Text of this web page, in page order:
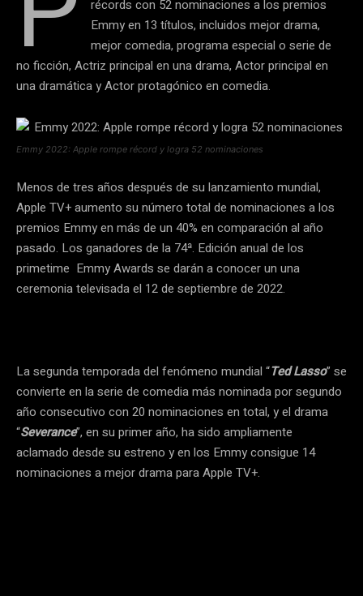
récords con 52 nominaciones a los premios
Emmy en 13 títulos, incluidos mejor drama,
mejor comedia, programa especial o serie de
no ficción, Actriz principal en una drama, Actor principal en
una dramática y Actor protagónico en comedia.
Emmy 2022: Apple rompe récord y logra 52 nominaciones
Menos de tres años después de su lanzamiento mundial,
Apple TV+ aumento su número total de nominaciones a los
premios Emmy en más de un 40% en comparación al año
pasado. Los ganadores de la 74ª. Edición anual de los
primetime Emmy Awards se darán a conocer un una
ceremonia televisada el 12 de septiembre de 2022.
La segunda temporada del fenómeno mundial “Ted Lasso” se
convierte en la serie de comedia más nominada por segundo
año consecutivo con 20 nominaciones en total, y el drama
“Severance”, en su primer año, ha sido ampliamente
aclamado desde su estreno y en los Emmy consigue 14
nominaciones a mejor drama para Apple TV+.